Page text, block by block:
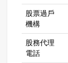
股票過戶
機構
股務代理
電話